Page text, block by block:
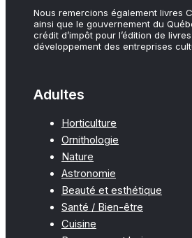
Nous remercions également livres
ainsi que le gouvernement du
crédit d’impôt pour l’édition de
développement des entreprises
Adultes
Horticulture
Ornithologie
Nature
Astronomie
Beauté et esthétique
Santé / Bien-être
Cuisine